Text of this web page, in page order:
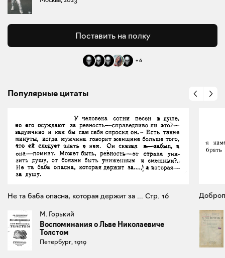
Поставить на полку
+6
Популярные цитаты
Не та баба опасна, которая держит за ... Стр. 16
М. Горький
Воспоминания о Льве Николаевиче
Толстом
Петербург, 1919